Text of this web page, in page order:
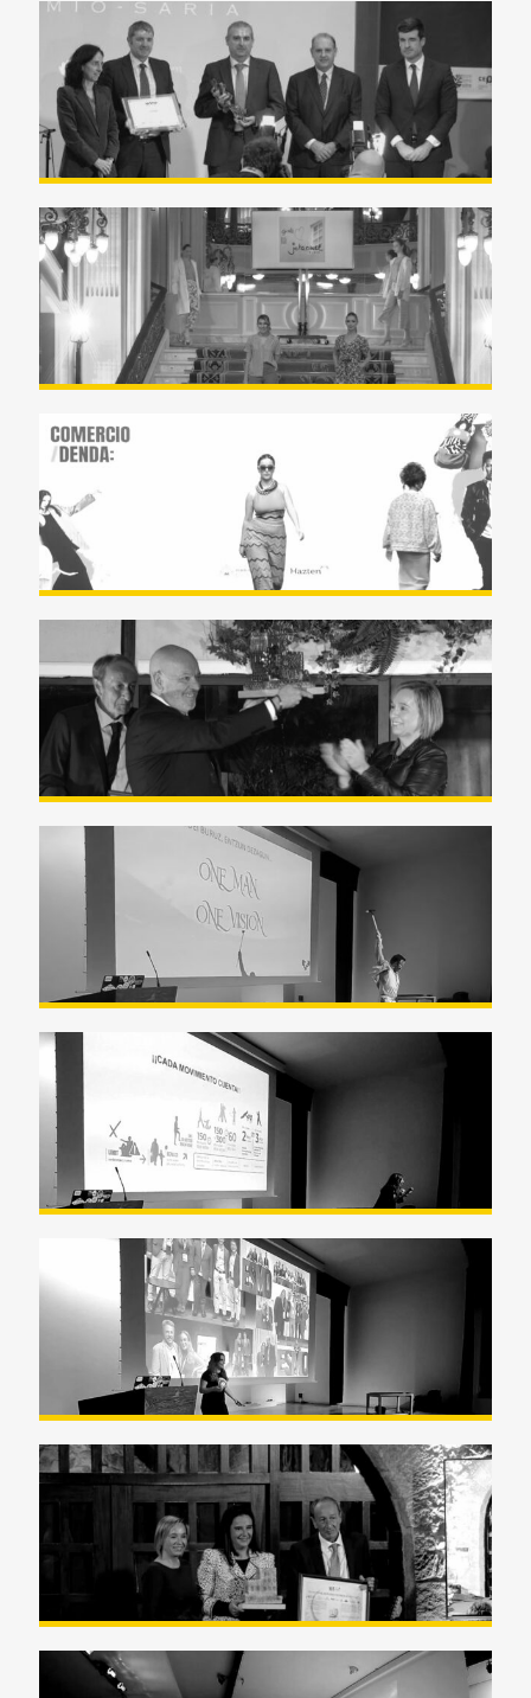
Premio Marcelo Gangoiti Saria
2025 (Resumen)
Zazpi Kaleak Fashion Week –
Mayo 2023 – Teatro Arriaga
Show Room comercios
Portugalete
Resumen Acto Premio Enkarterri
Hoberantz 2023
Zientzia Astea 2023 – Bittor
Rodríguez UPV/EHU
Zientzia Astea (Semana de la
Ciencia) 2023 -UPV/EHU Leyre
Gravina
Zientzia Astea (Semana de la
Ciencia) 2023 -UPV/EHU Maitane
Alonso
PREMIO ENKARTERRI
HOBERANTZ 2022 – Resumen